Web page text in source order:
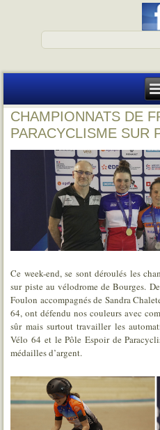
CHAMPIONNATS DE
PARACYCLISME SUR
Ce week-end, se sont déroulés les
sur piste au vélodrome de Bourges.
Foulon accompagnés de Sandra
64, ont défendu nos couleurs avec
sûr mais surtout travailler les
Vélo 64 et le Pôle Espoir de
médailles d’argent.